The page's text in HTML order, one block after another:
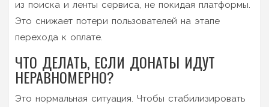
из поиска и ленты сервиса, не покидая платформы.
Это снижает потери пользователей на этапе
перехода к оплате.
ЧТО ДЕЛАТЬ, ЕСЛИ ДОНАТЫ ИДУТ
НЕРАВНОМЕРНО?
Это нормальная ситуация. Чтобы стабилизировать